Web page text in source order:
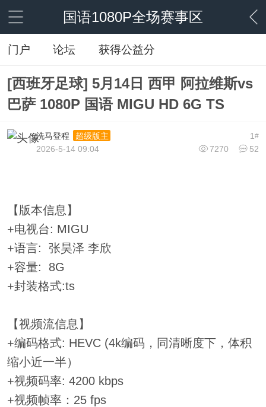
国语1080P全场赛事区
门户 论坛 获得公益分
[西班牙足球] 5月14日 西甲 阿拉维斯vs
巴萨 1080P 国语 MIGU HD 6G TS
1#
洗马登程
超级版主
7270
52
2026-5-14 09:04
【版本信息】
+电视台: MIGU
+语言: 张昊泽 李欣
+容量: 8G
+封装格式:ts
【视频流信息】
+编码格式: HEVC (4k编码，同清晰度下，体积
缩小近一半）
+视频码率: 4200 kbps
+视频帧率：25 fps